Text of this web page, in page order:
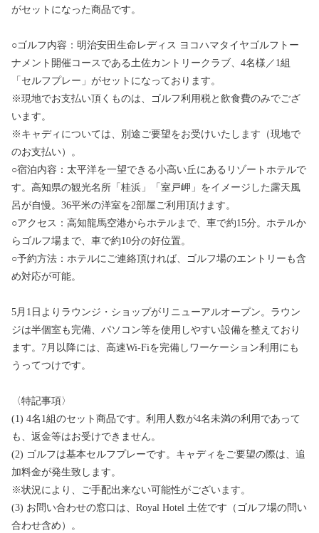
がセットになった商品です。
○ゴルフ内容：明治安田生命レディス ヨコハマタイヤゴルフトー
ナメント開催コースである土佐カントリークラブ、4名様／1組
「セルフプレー」がセットになっております。
※現地でお支払い頂くものは、ゴルフ利用税と飲食費のみでござ
います。
※キャディについては、別途ご要望をお受けいたします（現地で
のお支払い）。
○宿泊内容：太平洋を一望できる小高い丘にあるリゾートホテルで
す。高知県の観光名所「桂浜」「室戸岬」をイメージした露天風
呂が自慢。36平米の洋室を2部屋ご利用頂けます。
○アクセス：高知龍馬空港からホテルまで、車で約15分。ホテルか
らゴルフ場まで、車で約10分の好位置。
○予約方法：ホテルにご連絡頂ければ、ゴルフ場のエントリーも含
め対応が可能。
5月1日よりラウンジ・ショップがリニューアルオープン。ラウン
ジは半個室も完備、パソコン等を使用しやすい設備を整えており
ます。7月以降には、高速Wi-Fiを完備しワーケーション利用にも
うってつけです。
〈特記事項〉
(1) 4名1組のセット商品です。利用人数が4名未満の利用であって
も、返金等はお受けできません。
(2) ゴルフは基本セルフプレーです。キャディをご要望の際は、追
加料金が発生致します。
※状況により、ご手配出来ない可能性がございます。
(3) お問い合わせの窓口は、Royal Hotel 土佐です（ゴルフ場の問い
合わせ含め）。